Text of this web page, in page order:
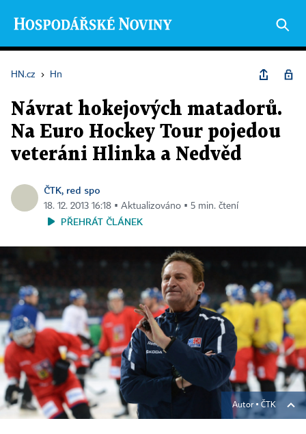
HN.cz › Hn
Návrat hokejových matadorů.
Na Euro Hockey Tour pojedou
veteráni Hlinka a Nedvěd
ČTK, red spo
18. 12. 2013 16:18 ▪ Aktualizováno ▪ 5 min. čtení
PŘEHRÁT ČLÁNEK
Autor ▪ ČTK